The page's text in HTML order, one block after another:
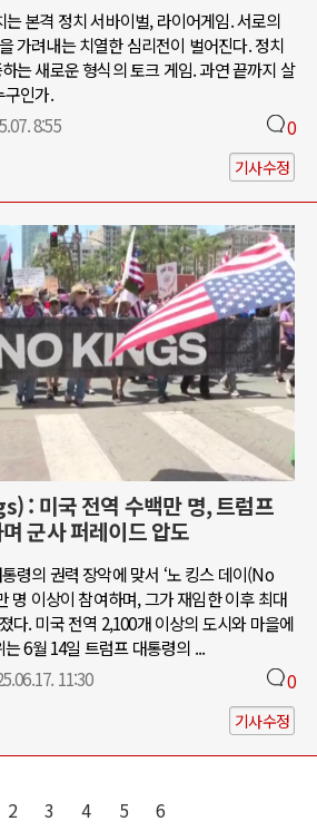
본격 정치 서바이벌, 라이어게임. 서로의
가려내는 치열한 심리전이 벌어진다. 정치
는 새로운 형식의 토크 게임. 과연 끝까지 살
구인가.
8:55 0
기사수정
: 미국 전역 수백만 명, 트럼프
군사 퍼레이드 압도
령의 권력 장악에 맞서 ‘노 킹스 데이(No
명 이상이 참여하며, 그가 재임한 이후 최대
다. 미국 전역 2,100개 이상의 도시와 마을에
6월 14일 트럼프 대통령의 ...
11:30 0
기사수정
2 3 4 5 6